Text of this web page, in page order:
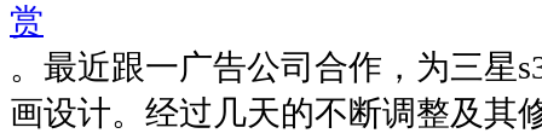
赏
。最近跟一广告公司合作，为三星
画设计。经过几天的不断调整及其